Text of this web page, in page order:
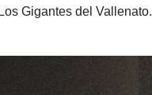
Gigantes del Vallenato.